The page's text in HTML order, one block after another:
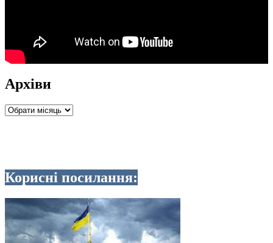
Архіви
Архіви
Корисні посилання: